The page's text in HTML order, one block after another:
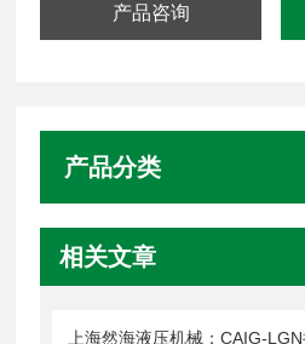
产品咨询
产品分类
相关文章